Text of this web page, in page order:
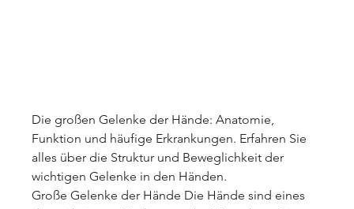
Die großen Gelenke der Hände: Anatomie,
Funktion und häufige Erkrankungen. Erfahren Sie
alles über die Struktur und Beweglichkeit der
wichtigen Gelenke in den Händen.
Große Gelenke der Hände Die Hände sind eines